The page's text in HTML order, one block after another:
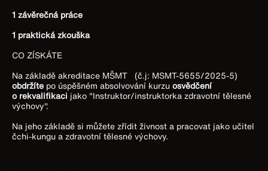
1 závěrečná práce
1 praktická zkouška
CO ZÍSKÁTE
Na základě akreditace MŠMT (č.j: MSMT-5655/2025-5)
obdržíte po úspěšném absolvování kurzu osvědčení
o rekvalifikaci jako "Instruktor/instruktorka zdravotní tělesné
výchovy".
Na jeho základě si můžete zřídit živnost a pracovat jako učitel
čchi-kungu a zdravotní tělesné výchovy.